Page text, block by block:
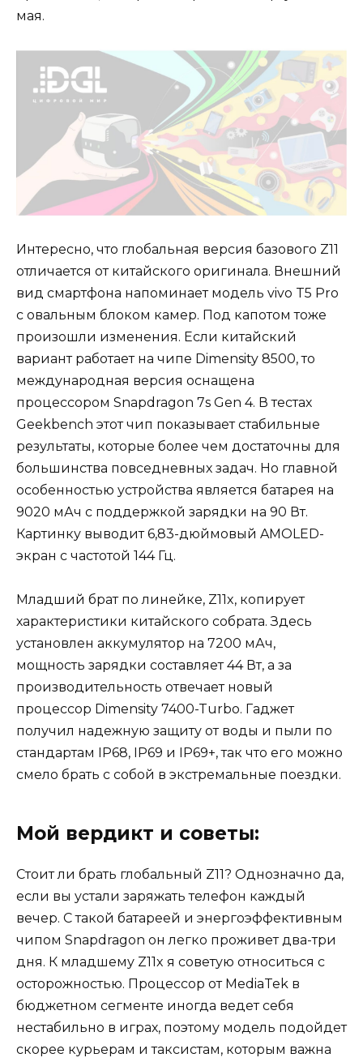
мая.
Интересно, что глобальная версия базового Z11
отличается от китайского оригинала. Внешний
вид смартфона напоминает модель vivo T5 Pro
с овальным блоком камер. Под капотом тоже
произошли изменения. Если китайский
вариант работает на чипе Dimensity 8500, то
международная версия оснащена
процессором Snapdragon 7s Gen 4. В тестах
Geekbench этот чип показывает стабильные
результаты, которые более чем достаточны для
большинства повседневных задач. Но главной
особенностью устройства является батарея на
9020 мАч с поддержкой зарядки на 90 Вт.
Картинку выводит 6,83-дюймовый AMOLED-
экран с частотой 144 Гц.
Младший брат по линейке, Z11x, копирует
характеристики китайского собрата. Здесь
установлен аккумулятор на 7200 мАч,
мощность зарядки составляет 44 Вт, а за
производительность отвечает новый
процессор Dimensity 7400-Turbo. Гаджет
получил надежную защиту от воды и пыли по
стандартам IP68, IP69 и IP69+, так что его можно
смело брать с собой в экстремальные поездки.
Мой вердикт и советы:
Стоит ли брать глобальный Z11? Однозначно да,
если вы устали заряжать телефон каждый
вечер. С такой батареей и энергоэффективным
чипом Snapdragon он легко проживет два-три
дня. К младшему Z11x я советую относиться с
осторожностью. Процессор от MediaTek в
бюджетном сегменте иногда ведет себя
нестабильно в играх, поэтому модель подойдет
скорее курьерам и таксистам, которым важна